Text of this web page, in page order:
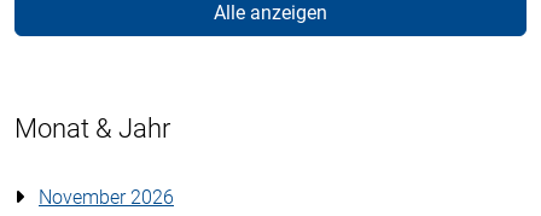
Alle anzeigen
Monat & Jahr
November 2026